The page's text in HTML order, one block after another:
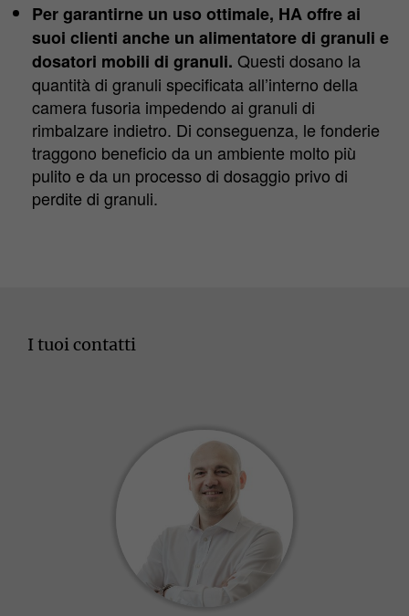
Per garantirne un uso ottimale, HA offre ai
suoi clienti anche un alimentatore di granuli e
dosatori mobili di granuli. Questi dosano la
quantità di granuli specificata all’interno della
camera fusoria impedendo ai granuli di
rimbalzare indietro. Di conseguenza, le fonderie
traggono beneficio da un ambiente molto più
pulito e da un processo di dosaggio privo di
perdite di granuli.
I tuoi contatti